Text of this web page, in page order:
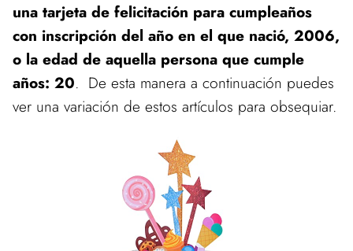
una tarjeta de felicitación para cumpleaños
con inscripción del año en el que nació, 2006,
o la edad de aquella persona que cumple
años: 20. De esta manera a continuación puedes
ver una variación de estos artículos para obsequiar.